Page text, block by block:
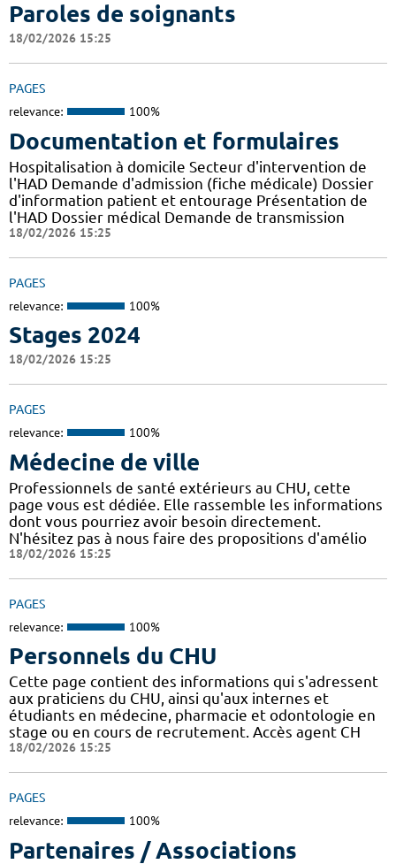
Paroles de soignants
18/02/2026 15:25
PAGES
relevance: 100%
Documentation et formulaires
Hospitalisation à domicile Secteur d'intervention de
l'HAD Demande d'admission (fiche médicale) Dossier
d'information patient et entourage Présentation de
l'HAD Dossier médical Demande de transmission
18/02/2026 15:25
PAGES
relevance: 100%
Stages 2024
18/02/2026 15:25
PAGES
relevance: 100%
Médecine de ville
Professionnels de santé extérieurs au CHU, cette
page vous est dédiée. Elle rassemble les informations
dont vous pourriez avoir besoin directement.
N'hésitez pas à nous faire des propositions d'amélio
18/02/2026 15:25
PAGES
relevance: 100%
Personnels du CHU
Cette page contient des informations qui s'adressent
aux praticiens du CHU, ainsi qu'aux internes et
étudiants en médecine, pharmacie et odontologie en
stage ou en cours de recrutement. Accès agent CH
18/02/2026 15:25
PAGES
relevance: 100%
Partenaires / Associations